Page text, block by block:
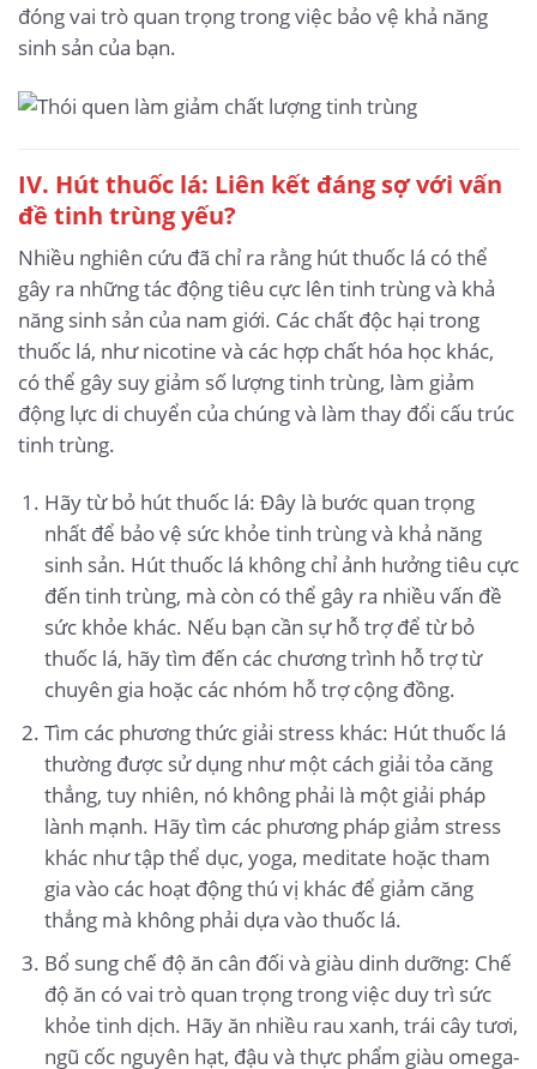
đóng vai trò quan trọng trong việc bảo vệ khả năng
sinh sản của bạn.
IV. Hút thuốc lá: Liên kết đáng sợ với vấn
đề tinh trùng yếu?
Nhiều nghiên cứu đã chỉ ra rằng hút thuốc lá có thể
gây ra những tác động tiêu cực lên tinh trùng và khả
năng sinh sản của nam giới. Các chất độc hại trong
thuốc lá, như nicotine và các hợp chất hóa học khác,
có thể gây suy giảm số lượng tinh trùng, làm giảm
động lực di chuyển của chúng và làm thay đổi cấu trúc
tinh trùng.
Hãy từ bỏ hút thuốc lá: Đây là bước quan trọng
nhất để bảo vệ sức khỏe tinh trùng và khả năng
sinh sản. Hút thuốc lá không chỉ ảnh hưởng tiêu cực
đến tinh trùng, mà còn có thể gây ra nhiều vấn đề
sức khỏe khác. Nếu bạn cần sự hỗ trợ để từ bỏ
thuốc lá, hãy tìm đến các chương trình hỗ trợ từ
chuyên gia hoặc các nhóm hỗ trợ cộng đồng.
Tìm các phương thức giải stress khác: Hút thuốc lá
thường được sử dụng như một cách giải tỏa căng
thẳng, tuy nhiên, nó không phải là một giải pháp
lành mạnh. Hãy tìm các phương pháp giảm stress
khác như tập thể dục, yoga, meditate hoặc tham
gia vào các hoạt động thú vị khác để giảm căng
thẳng mà không phải dựa vào thuốc lá.
Bổ sung chế độ ăn cân đối và giàu dinh dưỡng: Chế
độ ăn có vai trò quan trọng trong việc duy trì sức
khỏe tinh dịch. Hãy ăn nhiều rau xanh, trái cây tươi,
ngũ cốc nguyên hạt, đậu và thực phẩm giàu omega-